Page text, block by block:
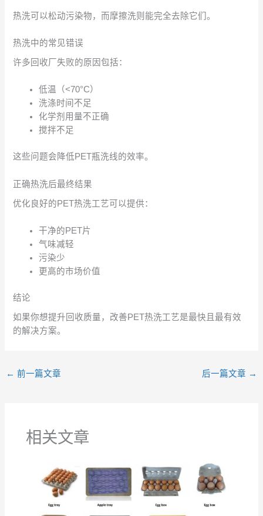
热洗可以松动污染物，而摩擦洗则能完全去除它们。
热洗中的常见错误
许多回收厂失败的原因包括：
低温（<70°C）
洗涤时间不足
化学剂用量不正确
搅拌不足
这些问题会降低PET瓶洗线的效率。
正确热洗后最终结果
优化良好的PET热洗工艺可以提供：
干净的PET片
气味减轻
污染少
更高的市场价值
结论
如果你想提升回收质量，改善PET热洗工艺是最快且最有效
的解决方案。
← 前一篇文章 后一篇文章 →
相关文章